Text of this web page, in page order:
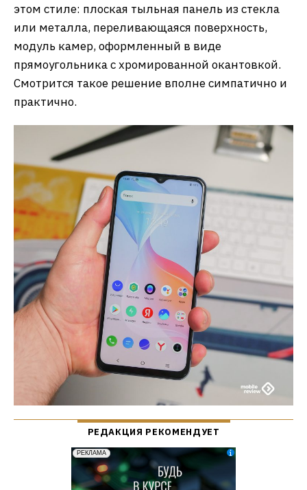
этом стиле: плоская тыльная панель из стекла
или металла, переливающаяся поверхность,
модуль камер, оформленный в виде
прямоугольника с хромированной окантовкой.
Смотрится такое решение вполне симпатично и
практично.